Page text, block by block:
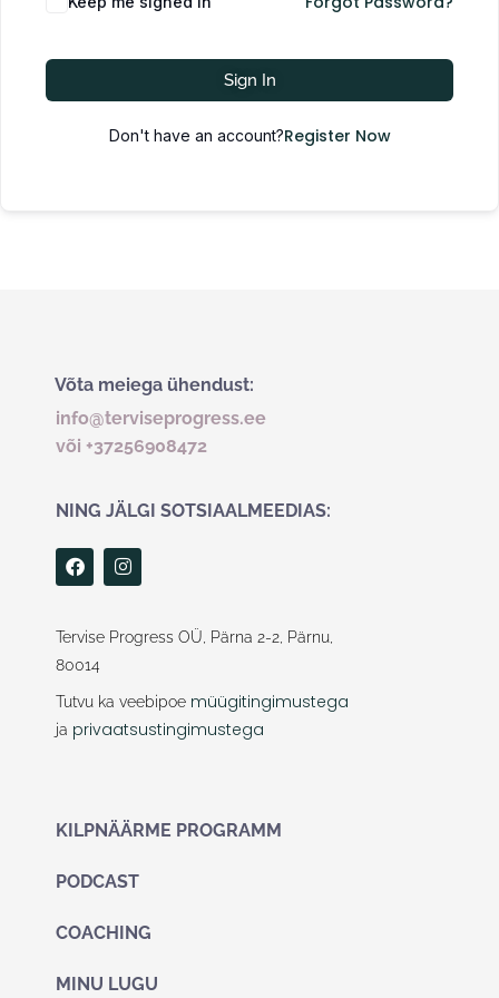
Sign In
Don't have an account?Register Now
Võta meiega ühendust:
info@terviseprogress.ee
või +37256908472
NING JÄLGI SOTSIAALMEEDIAS:
F
a
c
b
o
o
I
n
s
a
g
m
Tervise Progress OÜ, Pärna 2-2, Pärnu,
80014
Tutvu ka veebipoe müügitingimustega
ja privaatsustingimustega
KILPNÄÄRME PROGRAMM
PODCAST
COACHING
MINU LUGU